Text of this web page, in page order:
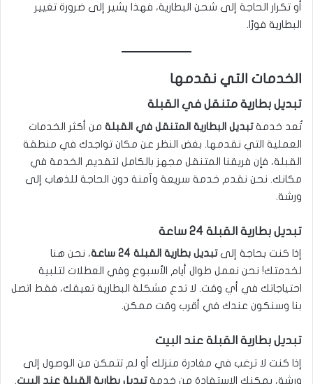
أو تكرار الحاجة إلى شحن البطارية، فهذا يشير إلى ضرورة تغيير
البطارية فورًا.
الخدمات التي نقدمها
تبديل بطارية متنقل في القبلة
تُعد خدمةتبديل البطارية المتنقل في القبلة من أكثر الخدمات
العملية التي نقدمها. بغض النظر عن مكان تواجدك في منطقة
القبلة، فإن فريقنا المتنقل مجهز بالكامل لتقديم الخدمة في
مكانك. نحن نقدم خدمة سريعة وآمنة دون الحاجة للذهاب إلى
ورشة.
تبديل بطارية القبلة 24 ساعة
إذا كنت بحاجة إلىتبديل بطارية القبلة 24 ساعة
، نحن هنا
لخدمتك! نحن نعمل طوال أيام الأسبوع وفي العطلات لتلبية
احتياجاتك في أي وقت. لا تدع مشكلة البطارية تعيقك، فقط اتصل
بنا وسنكون عندك في أقرب وقت ممكن.
تبديل بطارية القبلة عند البيت
إذا كنت لا ترغب في مغادرة منزلك أو لم تتمكن من الوصول إلى
ورشة، يمكنك الاستفادة من خدمةتبديل بطارية القبلة عند البيت.